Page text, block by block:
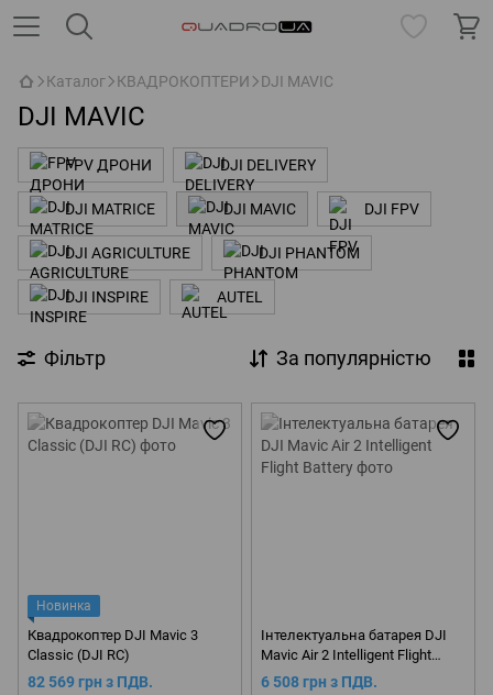
Каталог КВАДРОКОПТЕРИ DJI MAVIC
DJI MAVIC
FPV ДРОНИ DJI DELIVERY
DJI MATRICE DJI MAVIC DJI FPV
DJI AGRICULTURE DJI PHANTOM
DJI INSPIRE AUTEL
Фільтр За популярністю
Новинка
Квадрокоптер DJI Mavic 3
Classic (DJI RC)
82 569 грн з ПДВ.
Інтелектуальна батарея DJI
Mavic Air 2 Intelligent Flight
Battery
6 508 грн з ПДВ.